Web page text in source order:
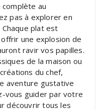
complète au
pas à explorer en
plat est
une explosion de
ravir vos papilles.
de la maison ou
du chef,
aventure gustative
vous guider par votre
découvrir tous les